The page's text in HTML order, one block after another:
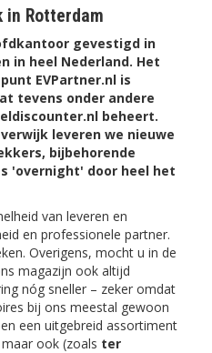
in Rotterdam
gevestigd in
in heel Nederland. Het
EVPartner.nl is
tevens onder andere
beheert.
leveren we nieuwe
bijbehorende
'overnight' door heel het
van leveren en
en professionele partner.
Overigens, mocht u in de
magazijn ook altijd
nóg sneller – zeker omdat
bij ons meestal gewoon
een uitgebreid assortiment
ook (zoals ter